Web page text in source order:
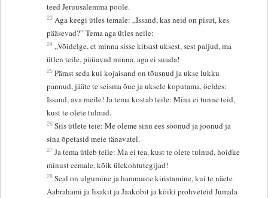
teed Jeruusalemma poole.
23 Aga keegi ütles temale: „Issand, kas neid on pisut, kes
pääsevad?” Tema aga ütles neile:
24 „Võidelge, et minna sisse kitsast uksest, sest paljud, ma
ütlen teile, püüavad minna, aga ei suuda!
25 Pärast seda kui kojaisand on tõusnud ja ukse lukku
pannud, jääte te seisma õue ja uksele koputama, öeldes:
Issand, ava meile! Ja tema kostab teile: Mina ei tunne teid,
kust te olete tulnud.
26 Siis ütlete teie: Me oleme sinu ees söönud ja joonud ja
sina õpetasid meie tänavatel.
27 Ja tema ütleb teile: Ma ei tea, kust te olete tulnud, hoidke
minust eemale, kõik ülekohtutegijad!
28 Seal on ulgumine ja hammaste kiristamine, kui te näete
Aabrahami ja Iisakit ja Jaakobit ja kõiki prohveteid Jumala